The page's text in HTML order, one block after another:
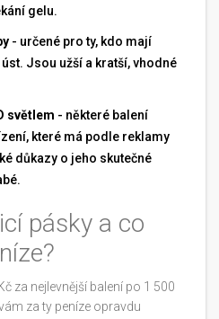
gelu.
- určené pro ty, kdo mají
Jsou užší a kratší, vhodné
světlem - některé balení
které má podle reklamy
důkazy o jeho skutečné
pásky a co
za nejlevnější balení po 1 500
za ty peníze opravdu